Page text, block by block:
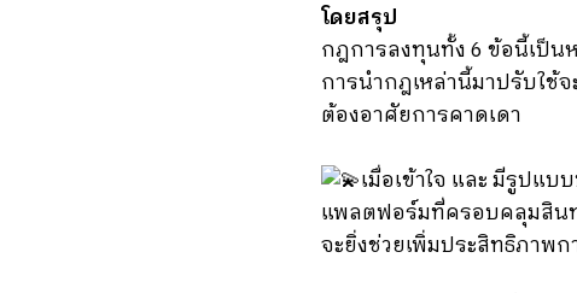
โดยสรุป
กฎการลงทุนทั้ง 6 ข้อนี้เป็น
การนำกฎเหล่านี้มาปรับใช้
ต้องอาศัยการคาดเดา
เมื่อเข้าใจ และ มีรูปแ
แพลตฟอร์มที่ครอบคลุมสิน
จะยิ่งช่วยเพิ่มประสิทธิภาพ